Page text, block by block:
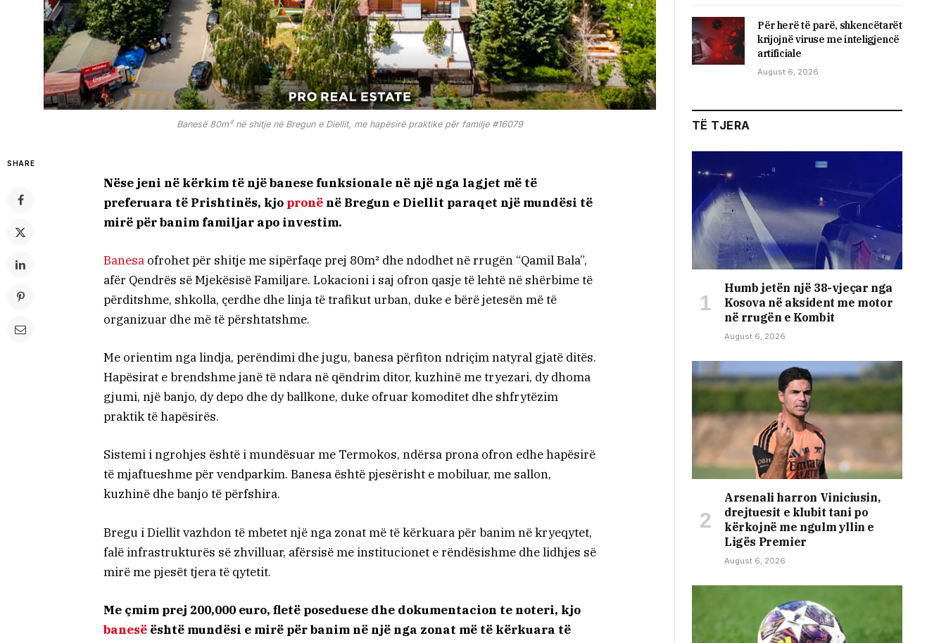
Banesë 80m² në shitje në Bregun e Diellit, me hapësirë praktike për familje #16079
SHARE
Nëse jeni në kërkim të një banese funksionale në një nga lagjet më të
preferuara të Prishtinës, kjo pronë në Bregun e Diellit paraqet një mundësi të
mirë për banim familjar apo investim.
Banesa ofrohet për shitje me sipërfaqe prej 80m² dhe ndodhet në rrugën “Qamil Bala”,
afër Qendrës së Mjekësisë Familjare. Lokacioni i saj ofron qasje të lehtë në shërbime të
përditshme, shkolla, çerdhe dhe linja të trafikut urban, duke e bërë jetesën më të
organizuar dhe më të përshtatshme.
Me orientim nga lindja, perëndimi dhe jugu, banesa përfiton ndriçim natyral gjatë ditës.
Hapësirat e brendshme janë të ndara në qëndrim ditor, kuzhinë me tryezari, dy dhoma
gjumi, një banjo, dy depo dhe dy ballkone, duke ofruar komoditet dhe shfrytëzim
praktik të hapësirës.
Sistemi i ngrohjes është i mundësuar me Termokos, ndërsa prona ofron edhe hapësirë
të mjaftueshme për vendparkim. Banesa është pjesërisht e mobiluar, me sallon,
kuzhinë dhe banjo të përfshira.
Bregu i Diellit vazhdon të mbetet një nga zonat më të kërkuara për banim në kryeqytet,
falë infrastrukturës së zhvilluar, afërsisë me institucionet e rëndësishme dhe lidhjes së
mirë me pjesët tjera të qytetit.
Me çmim prej 200,000 euro, fletë poseduese dhe dokumentacion te noteri, kjo
banesë është mundësi e mirë për banim në një nga zonat më të kërkuara të
Për herë të parë, shkencëtarët
krijojnë viruse me inteligjencë
artificiale
August 6, 2026
TË TJERA
Humb jetën një 38-vjeçar nga
Kosova në aksident me motor
në rrugën e Kombit
August 6, 2026
Arsenali harron Viniciusin,
drejtuesit e klubit tani po
kërkojnë me ngulm yllin e
Ligës Premier
August 6, 2026